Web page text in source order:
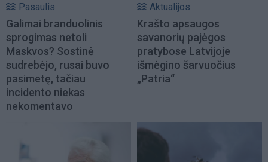
Pasaulis
Galimai branduolinis
sprogimas netoli
Maskvos? Sostinė
sudrebėjo, rusai buvo
pasimetę, tačiau
incidento niekas
nekomentavo
Aktualijos
Krašto apsaugos
savanorių pajėgos
pratybose Latvijoje
išmėgino šarvuočius
„Patria“